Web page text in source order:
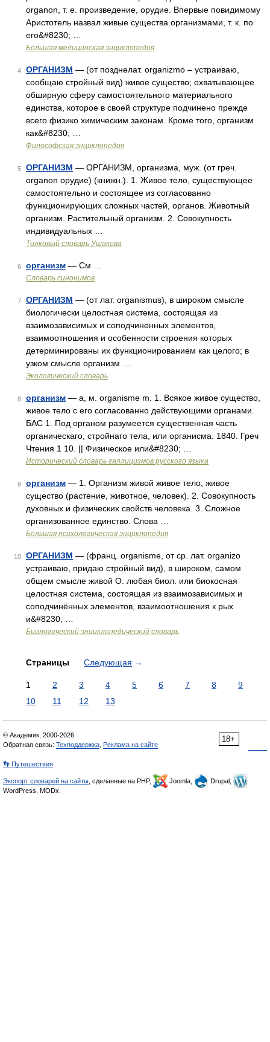
organon, т. е. произведение, орудие. Впервые повидимому
Аристотель назвал живые существа организмами, т. к. по
его&#8230; …
Большая медицинская энциклопедия
4 ОРГАНИЗМ — (от позднелат. organizmo – устраиваю,
сообщаю стройный вид) живое существо; охватывающее
обширную сферу самостоятельного материального
единства, которое в своей структуре подчинено прежде
всего физико химическим законам. Кроме того, организм
как&#8230; …
Философская энциклопедия
5 ОРГАНИЗМ — ОРГАНИЗМ, организма, муж. (от греч.
organon орудие) (книжн.). 1. Живое тело, существующее
самостоятельно и состоящее из согласованно
функционирующих сложных частей, органов. Животный
организм. Растительный организм. 2. Совокупность
индивидуальных …
Толковый словарь Ушакова
6 организм — См …
Словарь синонимов
7 ОРГАНИЗМ — (от лат. organismus), в широком смысле
биологически целостная система, состоящая из
взаимозависимых и соподчиненных элементов,
взаимоотношения и особенности строения которых
детерминированы их функционированием как целого; в
узком смысле организм …
Экологический словарь
8 организм — а, м. organisme m. 1. Всякое живое существо,
живое тело с его согласованно действующими органами.
БАС 1. Под органом разумеется существенная часть
органическаго, стройнаго тела, или органисма. 1840. Греч
Чтения 1 10. || Физическое или&#8230; …
Исторический словарь галлицизмов русского языка
9 организм — 1. Организм живой живое тело, живое
существо (растение, животное, человек). 2. Совокупность
духовных и физических свойств человека. 3. Сложное
организованное единство. Слова …
Большая психологическая энциклопедия
10 ОРГАНИЗМ — (франц. organisme, от ср. лат. organizo
устраиваю, придаю стройный вид), в широком, самом
общем смысле живой О. любая биол. или биокосная
целостная система, состоящая из взаимозависимых и
соподчинённых элементов, взаимоотношения к рых
и&#8230; …
Биологический энциклопедический словарь
Страницы Следующая →
1 2 3 4 5 6 7 8
9
10
11 12 13
18+
© Академик, 2000-2026
Обратная связь: Техподдержка Реклама на сайте
👣 Путешествия
Экспорт словарей на сайты , сделанные на PHP, Joomla,
Drupal,
WordPress, MODx.